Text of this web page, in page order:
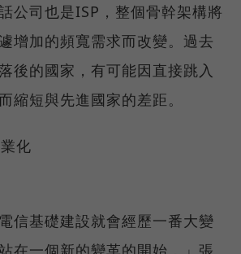
公司也是ISP，整個骨幹架構將
增加的頻寬需求而改變。過去
後的國家，有可能因直接跳入
縮短與先進國家的差距。
化
信基礎建設就會經歷一番大變
在一個新的變革的開始，」張